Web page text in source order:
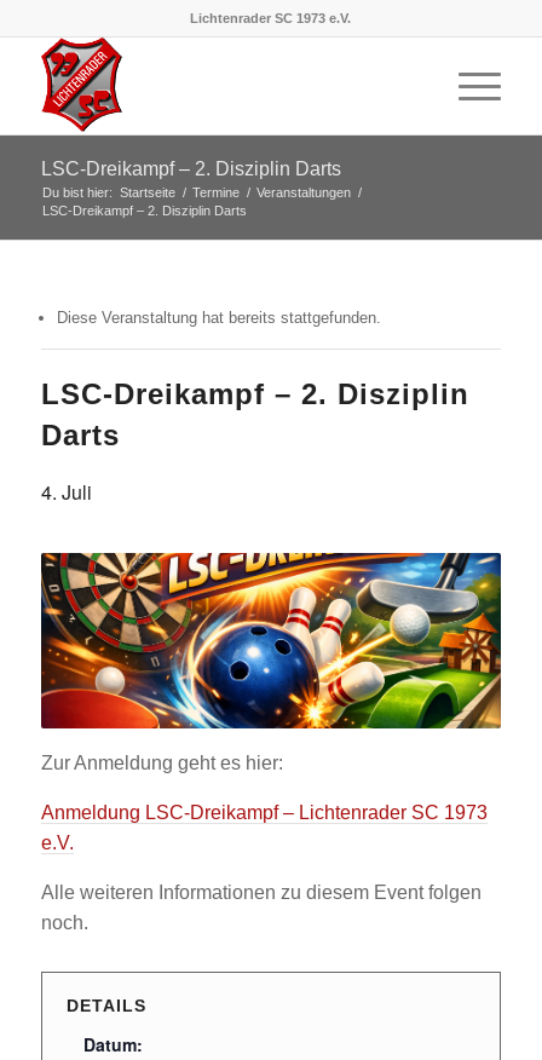
Lichtenrader SC 1973 e.V.
LSC-Dreikampf – 2. Disziplin Darts
Du bist hier: Startseite / Termine / Veranstaltungen /
LSC-Dreikampf – 2. Disziplin Darts
Diese Veranstaltung hat bereits stattgefunden.
LSC-Dreikampf – 2. Disziplin
Darts
4. Juli
Zur Anmeldung geht es hier:
Anmeldung LSC-Dreikampf – Lichtenrader SC 1973
e.V.
Alle weiteren Informationen zu diesem Event folgen
noch.
DETAILS
Datum: